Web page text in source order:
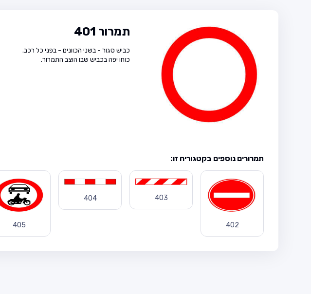
תמרור 401
כביש סגור - בשני הכוונים - בפני כל רכב.
כוחו יפה בכביש שבו הוצב התמרור.
תמרורים נוספים בקטגוריה זו:
402
403
404
405